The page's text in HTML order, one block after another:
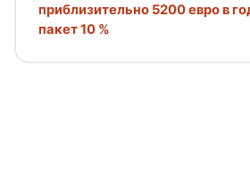
приблизительно 5200 евро в
пакет 10 %